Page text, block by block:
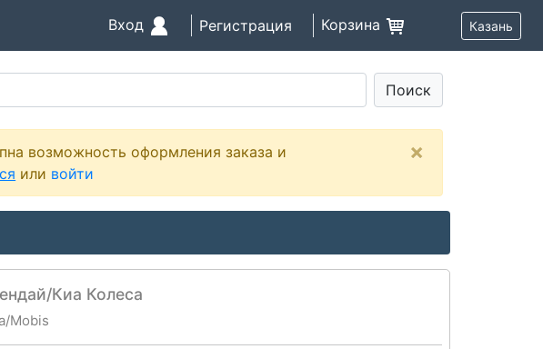
Вход Регистрация Корзина Казань
Поиск
возможность оформления заказа и
или войти
×
Киа Колеса
Mobis